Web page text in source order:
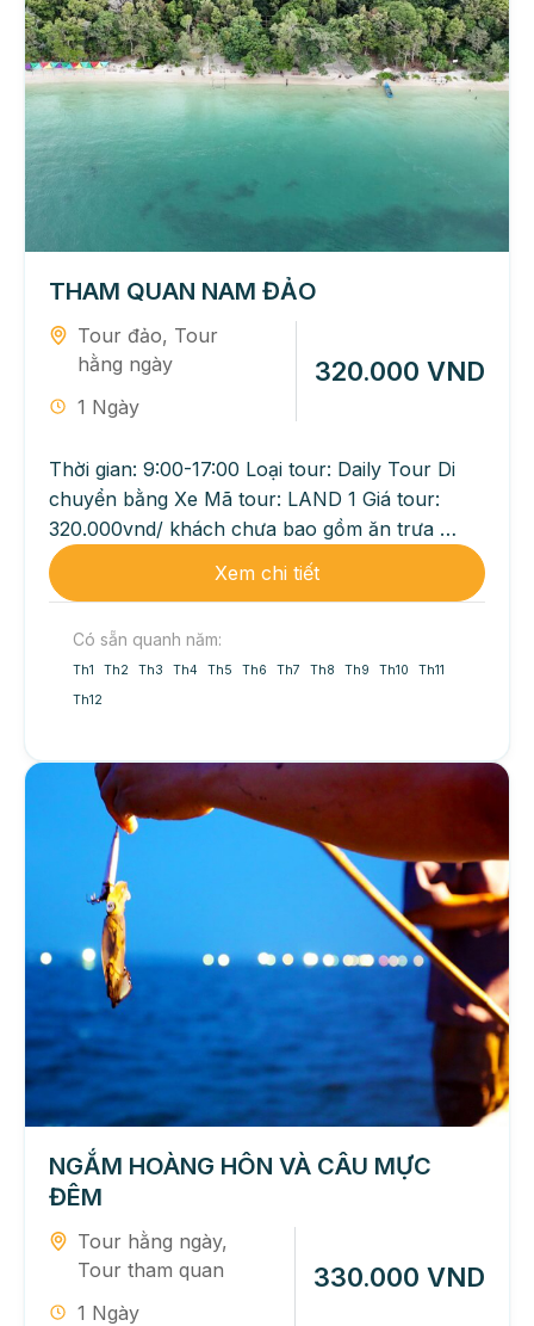
THAM QUAN NAM ĐẢO
Tour đảo, Tour
hằng ngày
1 Ngày
320.000 VND
Thời gian: 9:00-17:00 Loại tour: Daily Tour Di
chuyển bằng Xe Mã tour: LAND 1 Giá tour:
320.000vnd/ khách chưa bao gồm ăn trưa
Giá...
Xem chi tiết
Có sẵn quanh năm:
Th1 Th2 Th3 Th4 Th5 Th6 Th7 Th8 Th9 Th10
Th11
Th12
NGẮM HOÀNG HÔN VÀ CÂU MỰC
ĐÊM
Tour hằng ngày,
Tour tham quan
1 Ngày
330.000 VND